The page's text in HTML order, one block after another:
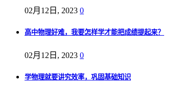
02月12日, 2023 0
高中物理好难，我要怎样学才能把成绩提起来？
02月12日, 2023 0
学物理就要讲究效率，巩固基础知识